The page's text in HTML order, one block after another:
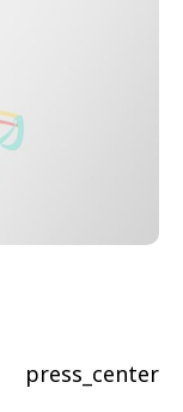
press_center